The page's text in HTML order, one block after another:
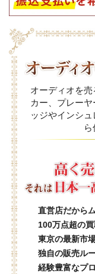
オーディオを
カー、プレー
ッジやインシ
直営店だから
100万点超の買
東京の最新市
独自の販売ル
経験豊富なプ